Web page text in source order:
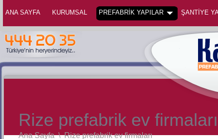
ANA SAYFA KURUMSAL PREFABRİK YAPILAR ŞANTİYE
Rize prefabrik ev firmaları
Ana Sayfa \Rize prefabrik ev firmaları